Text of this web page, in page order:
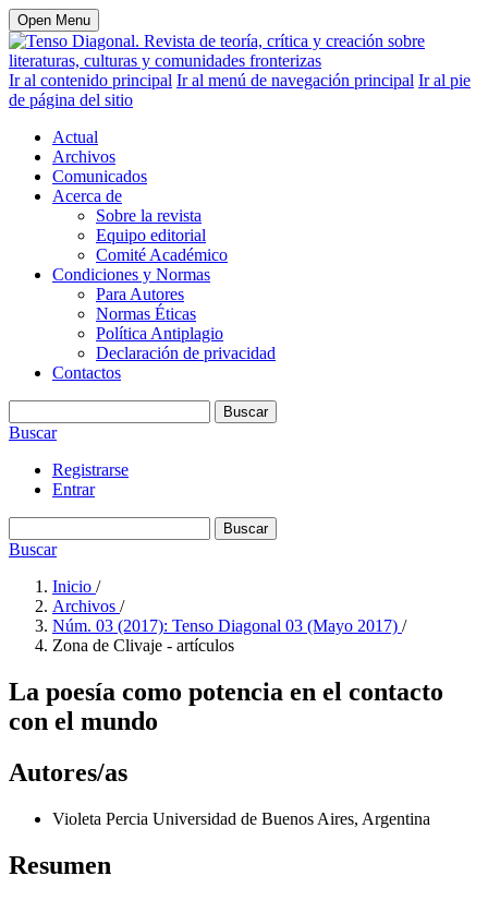
Open Menu
Ir al contenido principal Ir al menú de navegación principal Ir al pie
de página del sitio
Actual
Archivos
Comunicados
Acerca de
Sobre la revista
Equipo editorial
Comité Académico
Condiciones y Normas
Para Autores
Normas Éticas
Política Antiplagio
Declaración de privacidad
Contactos
Buscar
Buscar
Registrarse
Entrar
Buscar
Buscar
Inicio /
Archivos /
Núm. 03 (2017): Tenso Diagonal 03 (Mayo 2017) /
Zona de Clivaje - artículos
La poesía como potencia en el contacto
con el mundo
Autores/as
Violeta Percia Universidad de Buenos Aires, Argentina
Resumen